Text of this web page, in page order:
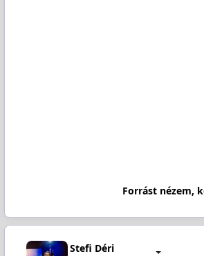
Forrást nézem,
Stefi Déri